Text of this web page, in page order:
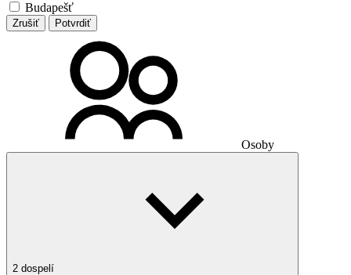
Budapešť
Zrušiť Potvrdiť
Osoby
2 dospelí